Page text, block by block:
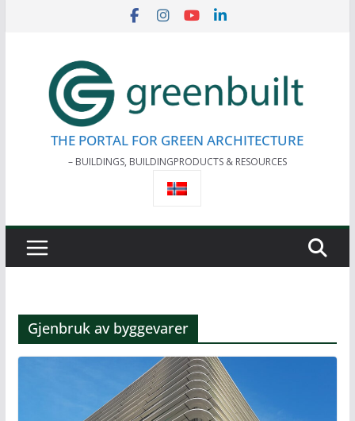
THE PORTAL FOR GREEN ARCHITECTURE
– BUILDINGS, BUILDINGPRODUCTS & RESOURCES
Gjenbruk av byggevarer